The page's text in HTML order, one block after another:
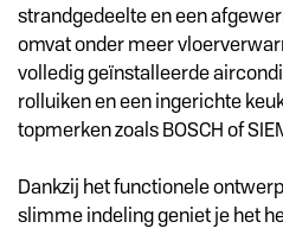
strandgedeelte en een
omvat onder meer
volledig geïnstalleerde
rolluiken en een ingerichte
topmerken zoals BOSCH of
Dankzij het functionele
slimme indeling geniet je het